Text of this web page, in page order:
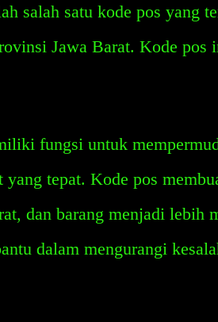
salah satu kode pos yang
Jawa Barat. Kode pos
fungsi untuk
tepat. Kode pos
dan barang menjadi lebih
dalam mengurangi